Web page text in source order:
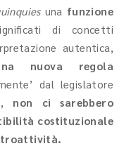
una funzione
di concetti
autentica,
nuova regola
dal legislatore
non ci sarebbero
costituzionale